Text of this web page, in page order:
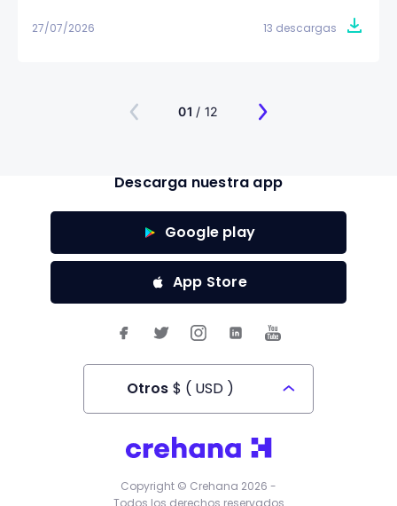
VP de Talento Humano en Emtelco, sobre el papel del
27/07/2026 13 descargas
01 / 12
Descarga nuestra app
Google play
App Store
Otros $ ( USD )